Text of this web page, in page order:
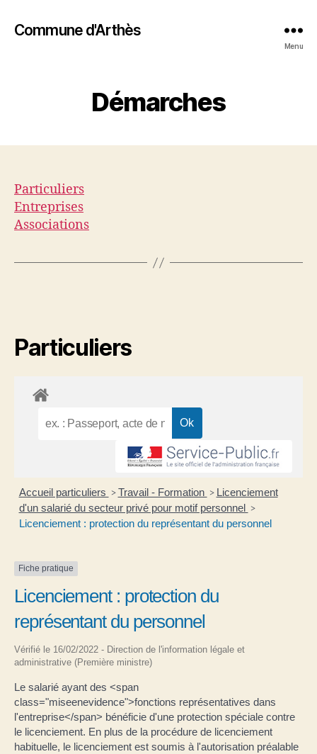
Commune d'Arthès
Menu
Démarches
Particuliers
Entreprises
Associations
Particuliers
Accueil particuliers > Travail - Formation > Licenciement
d'un salarié du secteur privé pour motif personnel >
Licenciement : protection du représentant du personnel
Fiche pratique
Licenciement : protection du
représentant du personnel
Vérifié le 16/02/2022 - Direction de l'information légale et
administrative (Première ministre)
Le salarié ayant des <span
class="miseenevidence">fonctions représentatives dans
l'entreprise</span> bénéficie d'une protection spéciale contre
le licenciement. En plus de la procédure de licenciement
habituelle, le licenciement est soumis à l'autorisation préalable